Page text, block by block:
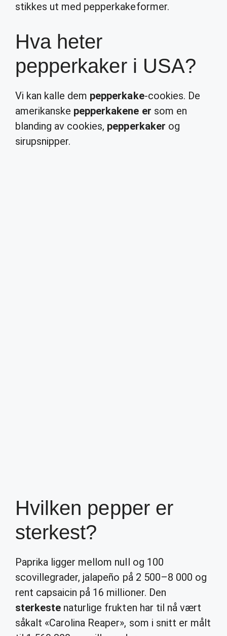
stikkes ut med pepperkakeformer.
Hva heter
pepperkaker i USA?
Vi kan kalle dem pepperkake-cookies. De
amerikanske pepperkakene er som en
blanding av cookies, pepperkaker og
sirupsnipper.
Hvilken pepper er
sterkest?
Paprika ligger mellom null og 100
scovillegrader, jalapeño på 2 500–8 000 og
rent capsaicin på 16 millioner. Den
sterkeste naturlige frukten har til nå vært
såkalt «Carolina Reaper», som i snitt er målt